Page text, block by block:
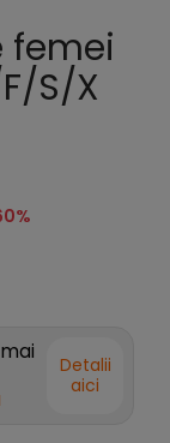
femei
S/X
Detalii
aici